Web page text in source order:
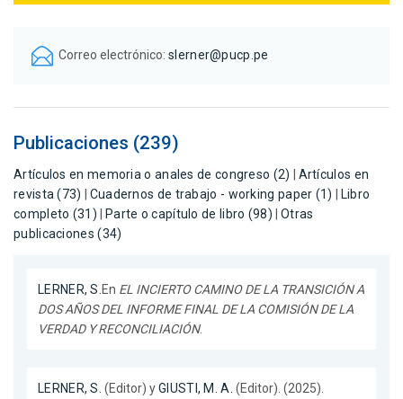
Correo electrónico: slerner@pucp.pe
Publicaciones (239)
Artículos en memoria o anales de congreso (2)
Artículos en
revista (73)
Cuadernos de trabajo - working paper (1)
Libro
completo (31)
Parte o capítulo de libro (98)
Otras
publicaciones (34)
LERNER, S. En EL INCIERTO CAMINO DE LA TRANSICIÓN A
DOS AÑOS DEL INFORME FINAL DE LA COMISIÓN DE LA
VERDAD Y RECONCILIACIÓN.
LERNER, S. (Editor) yGIUSTI, M. A. (Editor). (2025).